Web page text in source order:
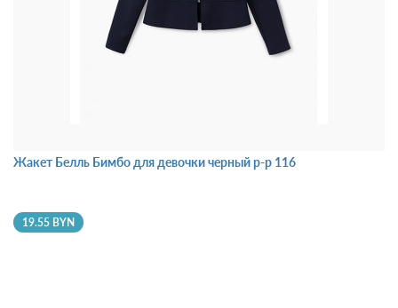
Жакет Белль Бимбо для девочки черный р-р 116
19.55 BYN